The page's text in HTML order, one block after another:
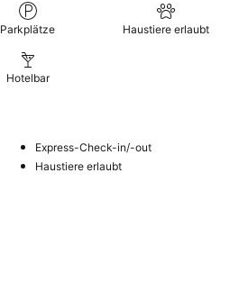
Parkplätze Haustiere erlaubt
Hotelbar
Express-Check-in/-out
Haustiere erlaubt